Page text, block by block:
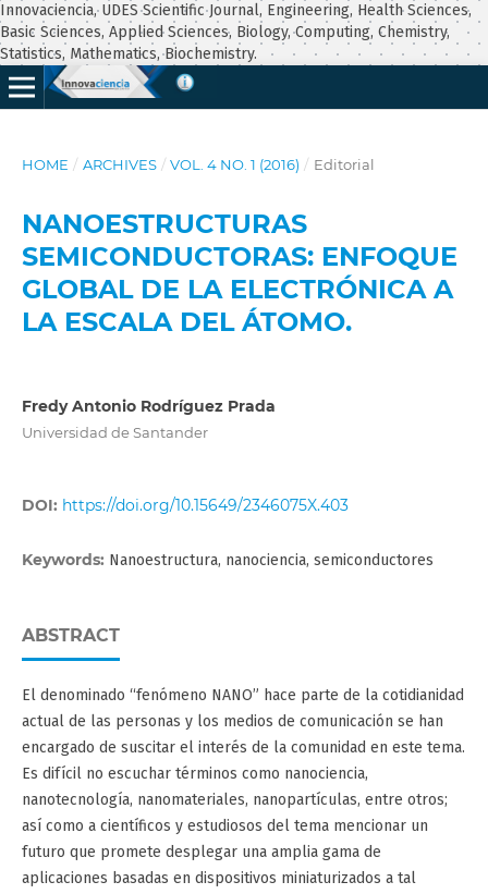
Innovaciencia, UDES Scientific Journal, Engineering, Health Sciences,
Basic Sciences, Applied Sciences, Biology, Computing, Chemistry,
Statistics, Mathematics, Biochemistry.
HOME / ARCHIVES / VOL. 4 NO. 1 (2016) / Editorial
NANOESTRUCTURAS
SEMICONDUCTORAS: ENFOQUE
GLOBAL DE LA ELECTRÓNICA A
LA ESCALA DEL ÁTOMO.
Fredy Antonio Rodríguez Prada
Universidad de Santander
DOI: https://doi.org/10.15649/2346075X.403
Keywords: Nanoestructura, nanociencia, semiconductores
ABSTRACT
El denominado “fenómeno NANO” hace parte de la cotidianidad
actual de las personas y los medios de comunicación se han
encargado de suscitar el interés de la comunidad en este tema.
Es difícil no escuchar términos como nanociencia,
nanotecnología, nanomateriales, nanopartículas, entre otros;
así como a científicos y estudiosos del tema mencionar un
futuro que promete desplegar una amplia gama de
aplicaciones basadas en dispositivos miniaturizados a tal